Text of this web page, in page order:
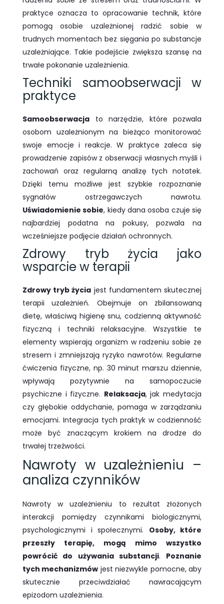
praktyce oznacza to opracowanie technik, które
pomogą osobie uzależnionej radzić sobie w
trudnych momentach bez sięgania po substancje
uzależniające. Takie podejście zwiększa szansę na
trwałe pokonanie uzależnienia.
Techniki samoobserwacji w
praktyce
Samoobserwacja to narzędzie, które pozwala
osobom uzależnionym na bieżąco monitorować
swoje emocje i reakcje. W praktyce zaleca się
prowadzenie zapisów z obserwacji własnych myśli i
zachowań oraz regularną analizę tych notatek.
Dzięki temu możliwe jest szybkie rozpoznanie
sygnałów ostrzegawczych nawrotu.
Uświadomienie sobie, kiedy dana osoba czuje się
najbardziej podatna na pokusy, pozwala na
wcześniejsze podjęcie działań ochronnych.
Zdrowy tryb życia jako
wsparcie w terapii
Zdrowy tryb życia jest fundamentem skutecznej
terapii uzależnień. Obejmuje on zbilansowaną
dietę, właściwą higienę snu, codzienną aktywność
fizyczną i techniki relaksacyjne. Wszystkie te
elementy wspierają organizm w radzeniu sobie ze
stresem i zmniejszają ryzyko nawrotów. Regularne
ćwiczenia fizyczne, np. 30 minut marszu dziennie,
wpływają pozytywnie na samopoczucie
psychiczne i fizyczne. Relaksacja, jak medytacja
czy głębokie oddychanie, pomaga w zarządzaniu
emocjami. Integracja tych praktyk w codzienność
może być znaczącym krokiem na drodze do
trwałej trzeźwości.
Nawroty w uzależnieniu –
analiza czynników
Nawroty w uzależnieniu to rezultat złożonych
interakcji pomiędzy czynnikami biologicznymi,
psychologicznymi i społecznymi. Osoby, które
przeszły terapię, mogą mimo wszystko
powrócić do używania substancji. Poznanie
tych mechanizmów jest niezwykle pomocne, aby
skutecznie przeciwdziałać nawracającym
epizodom uzależnienia.